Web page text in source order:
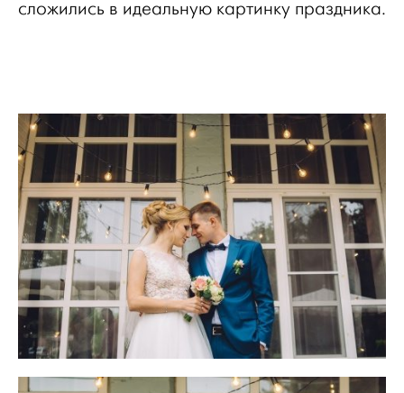
сложились в идеальную картинку праздника.